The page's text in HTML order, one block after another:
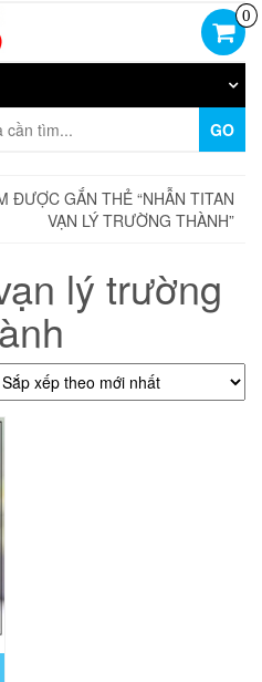
0
GO
ĐƯỢC GẮN THẺ “NHẪN TITAN
VẠN LÝ TRƯỜNG THÀNH”
lý trường